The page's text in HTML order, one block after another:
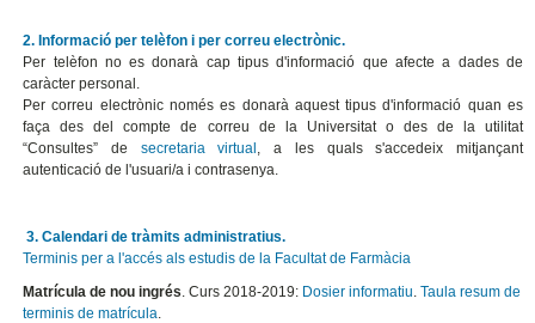
2. Informació per telèfon i per correu electrònic.
Per telèfon no es donarà cap tipus d'informació que afecte a dades de
caràcter personal.
Per correu electrònic només es donarà aquest tipus d'informació quan es
faça des del compte de correu de la Universitat o des de la utilitat
“Consultes” de secretaria virtual , a les quals s'accedeix mitjançant
autenticació de l'usuari/a i contrasenya.
3. Calendari de tràmits administratius.
Terminis per a l'accés als estudis de la Facultat de Farmàcia
Matrícula de nou ingrés. Curs 2018-2019: Dosier informatiu.Taula resum de
terminis de matrícula.